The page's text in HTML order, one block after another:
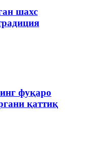
шахс
фуқаро
қаттиқ